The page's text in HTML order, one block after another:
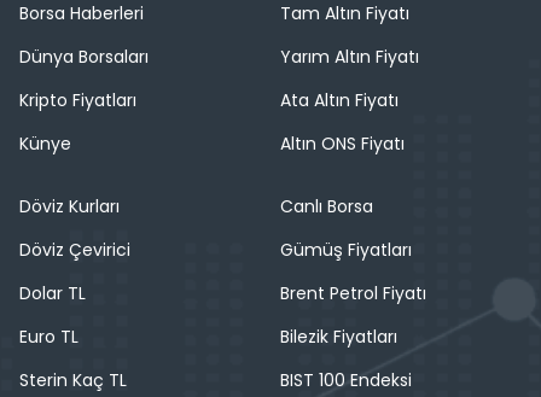
Borsa Haberleri
Dünya Borsaları
Kripto Fiyatları
Künye
Tam Altın Fiyatı
Yarım Altın Fiyatı
Ata Altın Fiyatı
Altın ONS Fiyatı
Döviz Kurları
Döviz Çevirici
Dolar TL
Euro TL
Sterin Kaç TL
Canlı Borsa
Gümüş Fiyatları
Brent Petrol Fiyatı
Bilezik Fiyatları
BIST 100 Endeksi